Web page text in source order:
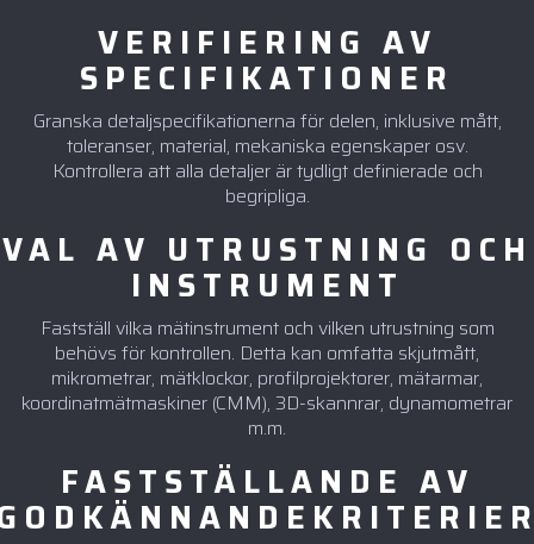
VERIFIERING AV
SPECIFIKATIONER
Granska detaljspecifikationerna för delen, inklusive mått,
toleranser, material, mekaniska egenskaper osv.
Kontrollera att alla detaljer är tydligt definierade och
begripliga.
VAL AV UTRUSTNING OCH
INSTRUMENT
Fastställ vilka mätinstrument och vilken utrustning som
behövs för kontrollen. Detta kan omfatta skjutmått,
mikrometrar, mätklockor, profilprojektorer, mätarmar,
koordinatmätmaskiner (CMM), 3D-skannrar, dynamometrar
m.m.
FASTSTÄLLANDE AV